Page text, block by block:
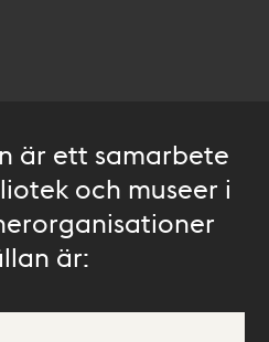
är ett samarbete
och museer i
är: